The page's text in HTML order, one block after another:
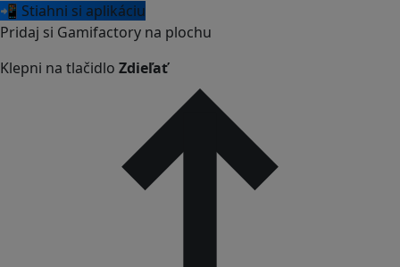
📲 Stiahni si aplikáciu
Pridaj si Gamifactory na plochu
Klepni na tlačidlo Zdieľať